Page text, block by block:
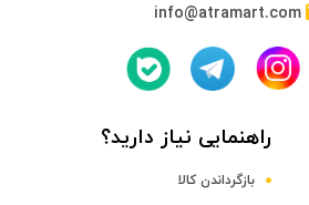
info@atramart.com
راهنمایی نیاز دارید؟
بازگرداندن کالا